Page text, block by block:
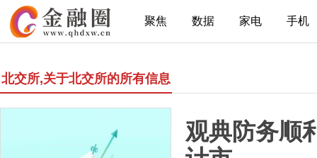
聚焦 数据 家电 手机
北交所,关于北交所的所有信息
观典防务顺